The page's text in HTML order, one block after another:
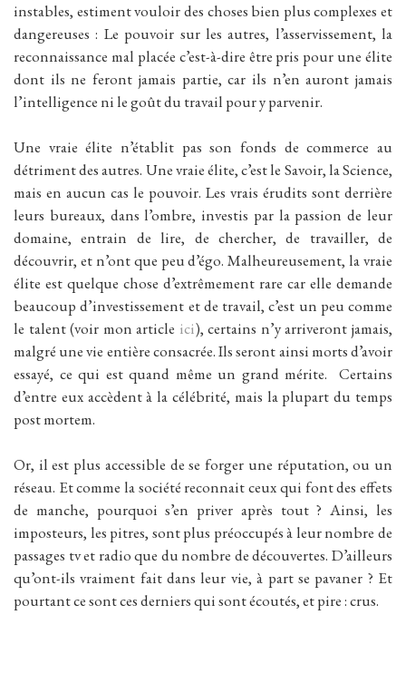
instables, estiment vouloir des choses bien plus complexes et
dangereuses : Le pouvoir sur les autres, l’asservissement, la
reconnaissance mal placée c’est-à-dire être pris pour une élite
dont ils ne feront jamais partie, car ils n’en auront jamais
l’intelligence ni le goût du travail pour y parvenir.
Une vraie élite n’établit pas son fonds de commerce au
détriment des autres. Une vraie élite, c’est le Savoir, la Science,
mais en aucun cas le pouvoir. Les vrais érudits sont derrière
leurs bureaux, dans l’ombre, investis par la passion de leur
domaine, entrain de lire, de chercher, de travailler, de
découvrir, et n’ont que peu d’égo. Malheureusement, la vraie
élite est quelque chose d’extrêmement rare car elle demande
beaucoup d’investissement et de travail, c’est un peu comme
le talent (voir mon article ici), certains n’y arriveront jamais,
malgré une vie entière consacrée. Ils seront ainsi morts d’avoir
essayé, ce qui est quand même un grand mérite. Certains
d’entre eux accèdent à la célébrité, mais la plupart du temps
post mortem.
Or, il est plus accessible de se forger une réputation, ou un
réseau. Et comme la société reconnait ceux qui font des effets
de manche, pourquoi s’en priver après tout ? Ainsi, les
imposteurs, les pitres, sont plus préoccupés à leur nombre de
passages tv et radio que du nombre de découvertes. D’ailleurs
qu’ont-ils vraiment fait dans leur vie, à part se pavaner ? Et
pourtant ce sont ces derniers qui sont écoutés, et pire : crus.